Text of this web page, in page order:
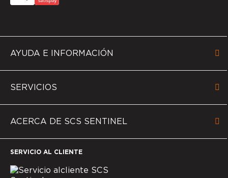
AYUDA E INFORMACIÓN
SERVICIOS
ACERCA DE SCS SENTINEL
SERVICIO AL CLIENTE